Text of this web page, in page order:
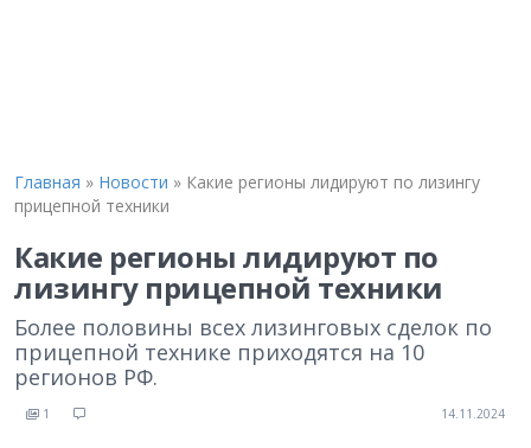
Главная » Новости » Какие регионы лидируют по лизингу
прицепной техники
Какие регионы лидируют по
лизингу прицепной техники
Более половины всех лизинговых сделок по
прицепной технике приходятся на 10
регионов РФ.
1 14.11.2024